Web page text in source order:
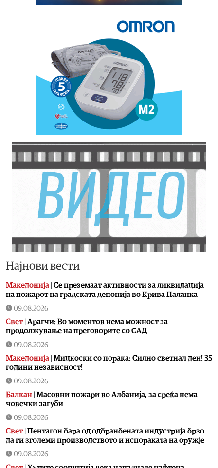
Најнови вести
Македонија Се преземаат активности за ликвидација
на пожарот на градската депонија во Крива Паланка
09.08.2026
Свет| Арагчи: Во моментов нема можност за
продолжување на преговорите со САД
09.08.2026
Македонија Мицкоски со порака: Силно светнал ден! 35
години независност!
09.08.2026
Балкан Масовни пожари во Албанија, за среќа нема
човечки загуби
09.08.2026
Свет| Пентагон бара од одбранбената индустрија брзо
да ги зголеми производството и испораката на оружје
09.08.2026